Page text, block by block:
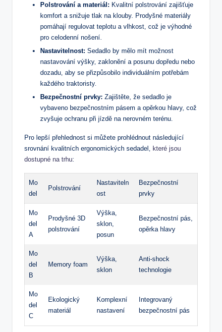
Polstrování a materiál: Kvalitní polstrování zajišťuje
komfort a snižuje tlak na klouby. Prodyšné materiály
pomáhají regulovat teplotu a vlhkost, což je výhodné
pro celodenní nošení.
Nastavitelnost: Sedadlo by mělo mít možnost
nastavování výšky, zaklonění a posunu dopředu nebo
dozadu, aby se přizpůsobilo individuálním potřebám
každého traktoristy.
Bezpečnostní prvky: Zajištěte, že sedadlo je
vybaveno bezpečnostním pásem a opěrkou hlavy, což
zvyšuje ochranu při jízdě na nerovném terénu.
Pro lepší přehlednost si můžete prohlédnout následující
srovnání kvalitních ergonomických sedadel,
které jsou
dostupné na trhu:
Mo
del
Polstrování
Nastaviteln
ost
Bezpečnostní
prvky
Mo
del
A
Prodyšné 3D
polstrování
Výška,
sklon,
posun
Bezpečnostní pás,
opěrka hlavy
Mo
del
B
Memory foam
Výška,
sklon
Anti-shock
technologie
Mo
del
C
Ekologický
materiál
Komplexní
nastavení
Integrovaný
bezpečnostní pás